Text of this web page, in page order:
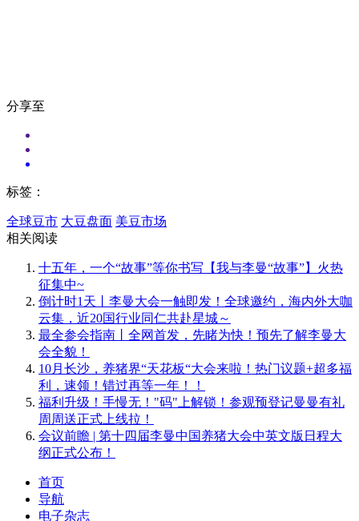
分享至
标签：
全球豆市 大豆盘面 美豆市场
相关阅读
十五年，一个“故事”等你书写【我与李曼“故事”】火热
征集中~
倒计时1天丨李曼大会一触即发！全球邀约，海内外大咖
云集，近20国行业同仁共赴星城～
最全参会指南丨全网首发，先睹为快！预先了解李曼大
会全貌！
10月长沙，养猪界“天花板“大会来啦！热门议题+超多福
利，速领！错过再等一年！！
福利升级！手慢无！"码"上解锁！参观预登记曼曼有礼
周周送正式上线拉！
会议前瞻 | 第十四届李曼中国养猪大会中英文版日程大
纲正式公布！
首页
导航
电子杂志